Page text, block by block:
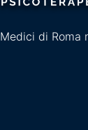
di Roma